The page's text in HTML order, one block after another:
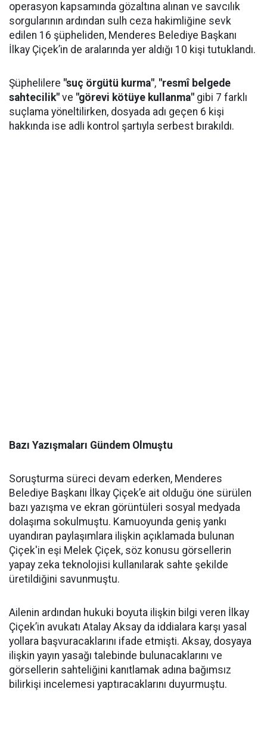
operasyon kapsamında gözaltına alınan ve savcılık
sorgularının ardından sulh ceza hakimliğine sevk
edilen 16 şüpheliden, Menderes Belediye Başkanı
İlkay Çiçek’in de aralarında yer aldığı 10 kişi tutuklandı.
Şüphelilere "suç örgütü kurma", "resmî belgede
sahtecilik" ve "görevi kötüye kullanma" gibi 7 farklı
suçlama yöneltilirken, dosyada adı geçen 6 kişi
hakkında ise adli kontrol şartıyla serbest bırakıldı.
Bazı Yazışmaları Gündem Olmuştu
Soruşturma süreci devam ederken, Menderes
Belediye Başkanı İlkay Çiçek’e ait olduğu öne sürülen
bazı yazışma ve ekran görüntüleri sosyal medyada
dolaşıma sokulmuştu. Kamuoyunda geniş yankı
uyandıran paylaşımlara ilişkin açıklamada bulunan
Çiçek'in eşi Melek Çiçek, söz konusu görsellerin
yapay zeka teknolojisi kullanılarak sahte şekilde
üretildiğini savunmuştu.
Ailenin ardından hukuki boyuta ilişkin bilgi veren İlkay
Çiçek’in avukatı Atalay Aksay da iddialara karşı yasal
yollara başvuracaklarını ifade etmişti. Aksay, dosyaya
ilişkin yayın yasağı talebinde bulunacaklarını ve
görsellerin sahteliğini kanıtlamak adına bağımsız
bilirkişi incelemesi yaptıracaklarını duyurmuştu.